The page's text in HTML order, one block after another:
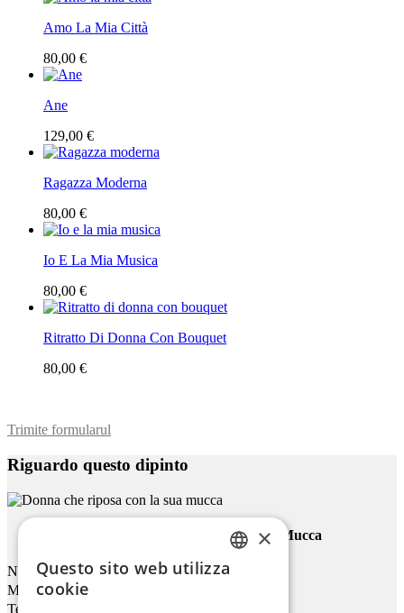
Amo La Mia Città
80,00 €
Ane
129,00 €
Ragazza Moderna
80,00 €
Io E La Mia Musica
80,00 €
Ritratto Di Donna Con Bouquet
80,00 €
Trimite formularul
Riguardo questo dipinto
Donna Che Riposa Con La Sua Mucca
Nome
Mail
Telefono
×
Questo sito web utilizza
cookie